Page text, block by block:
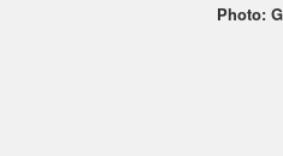
Photo: